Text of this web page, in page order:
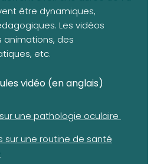
être dynamiques,
Les vidéos
animations, des
etc.
vidéo (en anglais)
a new tab)
une pathologie oculaire
a new tab)
sur une routine de santé